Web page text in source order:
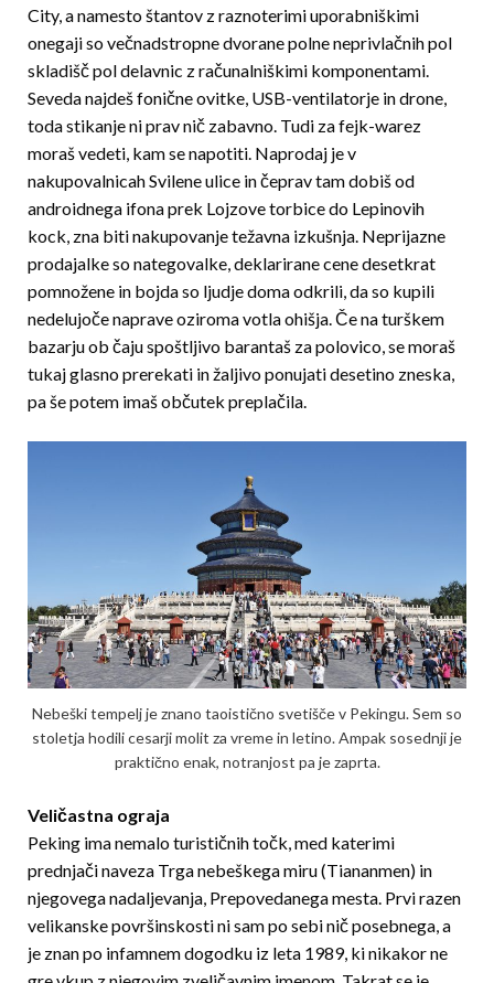
City, a namesto štantov z raznoterimi uporabniškimi
onegaji so večnadstropne dvorane polne neprivlačnih pol
skladišč pol delavnic z računalniškimi komponentami.
Seveda najdeš fonične ovitke, USB-ventilatorje in drone,
toda stikanje ni prav nič zabavno. Tudi za fejk-warez
moraš vedeti, kam se napotiti. Naprodaj je v
nakupovalnicah Svilene ulice in čeprav tam dobiš od
androidnega ifona prek Lojzove torbice do Lepinovih
kock, zna biti nakupovanje težavna izkušnja. Neprijazne
prodajalke so nategovalke, deklarirane cene desetkrat
pomnožene in bojda so ljudje doma odkrili, da so kupili
nedelujoče naprave oziroma votla ohišja. Če na turškem
bazarju ob čaju spoštljivo barantaš za polovico, se moraš
tukaj glasno prerekati in žaljivo ponujati desetino zneska,
pa še potem imaš občutek preplačila.
Nebeški tempelj je znano taoistično svetišče v Pekingu. Sem so
stoletja hodili cesarji molit za vreme in letino. Ampak sosednji je
praktično enak, notranjost pa je zaprta.
Veličastna ograja
Peking ima nemalo turističnih točk, med katerimi
prednjači naveza Trga nebeškega miru (Tiananmen) in
njegovega nadaljevanja, Prepovedanega mesta. Prvi razen
velikanske površinskosti ni sam po sebi nič posebnega, a
je znan po infamnem dogodku iz leta 1989, ki nikakor ne